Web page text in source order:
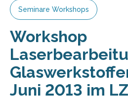
Seminare Workshops
Workshop
Juni 2013 im